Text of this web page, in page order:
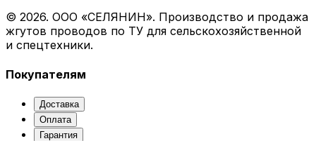
© 2026. ООО «СЕЛЯНИН». Производство и продажа
жгутов проводов по ТУ для сельскохозяйственной
и спецтехники.
Покупателям
Доставка
Оплата
Гарантия